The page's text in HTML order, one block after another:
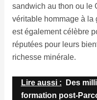
sandwich au thon ou le
véritable hommage à la
est également célèbre
réputées pour leurs
richesse minérale.
Lire aussi :
Des
formation post-